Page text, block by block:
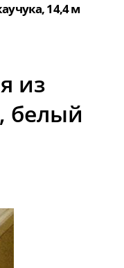
14,4 м
из
белый